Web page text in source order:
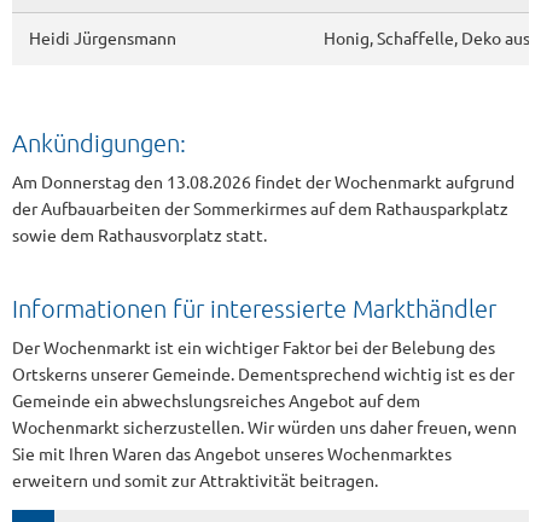
Heidi Jürgensmann Honig, Schaffelle, Deko aus
Ankündigungen:
Am Donnerstag den 13.08.2026 findet der Wochenmarkt aufgrund
der Aufbauarbeiten der Sommerkirmes auf dem Rathausparkplatz
sowie dem Rathausvorplatz statt.
Informationen für interessierte Markthändler
Der Wochenmarkt ist ein wichtiger Faktor bei der Belebung des
Ortskerns unserer Gemeinde. Dementsprechend wichtig ist es der
Gemeinde ein abwechslungsreiches Angebot auf dem
Wochenmarkt sicherzustellen. Wir würden uns daher freuen, wenn
Sie mit Ihren Waren das Angebot unseres Wochenmarktes
erweitern und somit zur Attraktivität beitragen.